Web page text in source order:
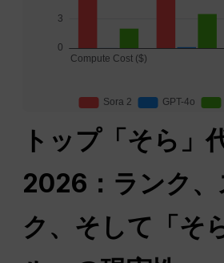
トップ「そら」
2026：ランク、
ク、そして「そ